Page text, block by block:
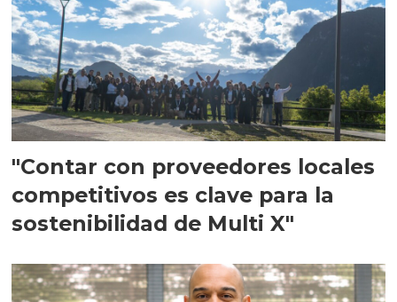
"Contar con proveedores locales
competitivos es clave para la
sostenibilidad de Multi X"